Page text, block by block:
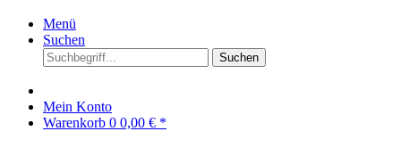
Menü
Suchen
Suchen
Mein Konto
Warenkorb 0 0,00 € *